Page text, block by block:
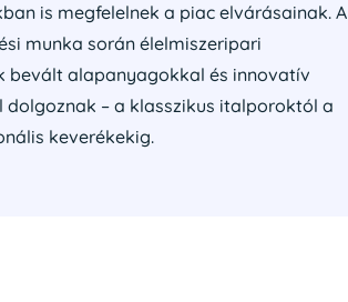
is megfelelnek a piac elvárásainak. A
munka során élelmiszeripari
bevált alapanyagokkal és innovatív
dolgoznak – a klasszikus italporoktól a
keverékekig.